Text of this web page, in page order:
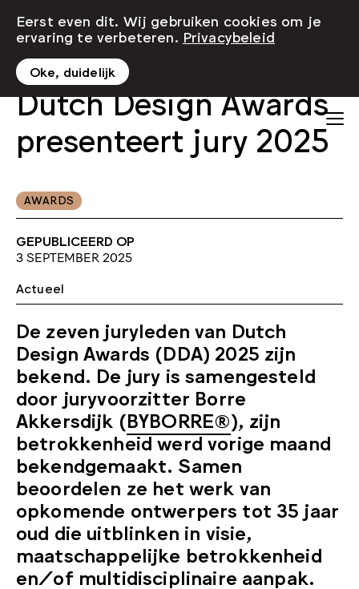
Dutch Design Awards
presenteert jury 2025
AWARDS
GEPUBLICEERD OP
3 SEPTEMBER 2025
Actueel
De zeven juryleden van Dutch
Design Awards (DDA) 2025 zijn
bekend. De jury is samengesteld
door juryvoorzitter Borre
Akkersdijk (BYBORRE®), zijn
betrokkenheid werd vorige maand
bekendgemaakt. Samen
beoordelen ze het werk van
opkomende ontwerpers tot 35 jaar
oud die uitblinken in visie,
maatschappelijke betrokkenheid
en/of multidisciplinaire aanpak.
Eerst even dit. Wij gebruiken cookies om je
ervaring te verbeteren. Privacybeleid
Oke, duidelijk